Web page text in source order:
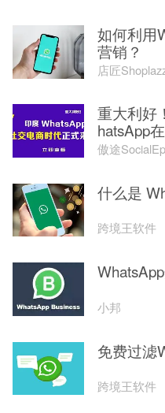
如何利用
营销？
店匠
重大利好
hatsApp
傲途
什么是
跨境王软件
小邦
免费过滤
跨境王软件